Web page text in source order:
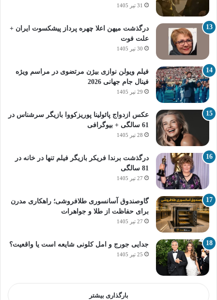
31 تیر 1405
درگذشت میهن اعلا چهره پرداز پیشکسوت ایران +
علت فوت
30 تیر 1405
فیلم ویولن نوازی بیژن مرتضوی در مراسم ویژه
فینال جام جهانی 2026
29 تیر 1405
عکس ازدواج پائولینا پوریزکووا بازیگر سرشناس در
61 سالگی + بیوگرافی
28 تیر 1405
درگذشت برندا فریکر بازیگر فیلم تنها در خانه در
81 سالگی
27 تیر 1405
گاوصندوق آسانسوری طلافروشی؛ راهکاری مدرن
برای حفاظت از طلا و جواهرات
27 تیر 1405
جدایی جورج و امل کلونی شایعه است یا واقعیت؟
25 تیر 1405
بارگذاری بیشتر